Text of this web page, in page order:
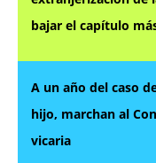
bajar el capítulo
A un año del caso
hijo, marchan al
vicaria